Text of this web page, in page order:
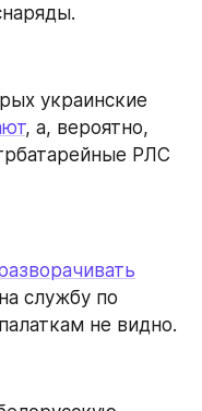
украинские
РЛС
службу по
не видно.